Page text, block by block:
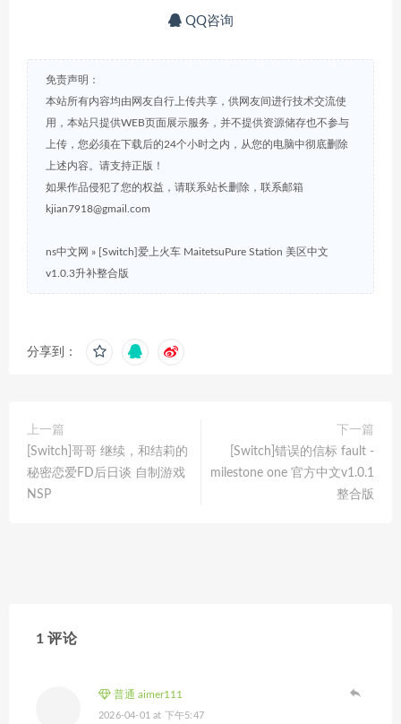
QQ咨询
免责声明：
本站所有内容均由网友自行上传共享，供网友间进行技术交流使
用，本站只提供WEB页面展示服务，并不提供资源储存也不参与
上传，您必须在下载后的24个小时之内，从您的电脑中彻底删除
上述内容。请支持正版！
如果作品侵犯了您的权益，请联系站长删除，联系邮箱
kjian7918@gmail.com
ns中文网 » [Switch]爱上火车 MaitetsuPure Station 美区中文
v1.0.3升补整合版
分享到：
上一篇
[Switch]哥哥 继续，和结莉的
秘密恋爱FD后日谈 自制游戏
NSP
下一篇
[Switch]错误的信标 fault -
milestone one 官方中文v1.0.1
整合版
1 评论
普通 aimer111
2026-04-01 at 下午5:47